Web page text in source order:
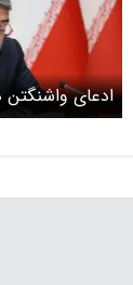
ادعای واشنگتن
ایران از سوی